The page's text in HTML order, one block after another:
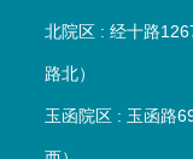
北院区 : 经十路
路北）
玉函院区 : 玉函路